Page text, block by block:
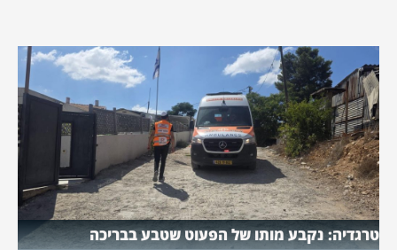
טרגדיה: נקבע מותו של הפעוט שטבע בבריכה